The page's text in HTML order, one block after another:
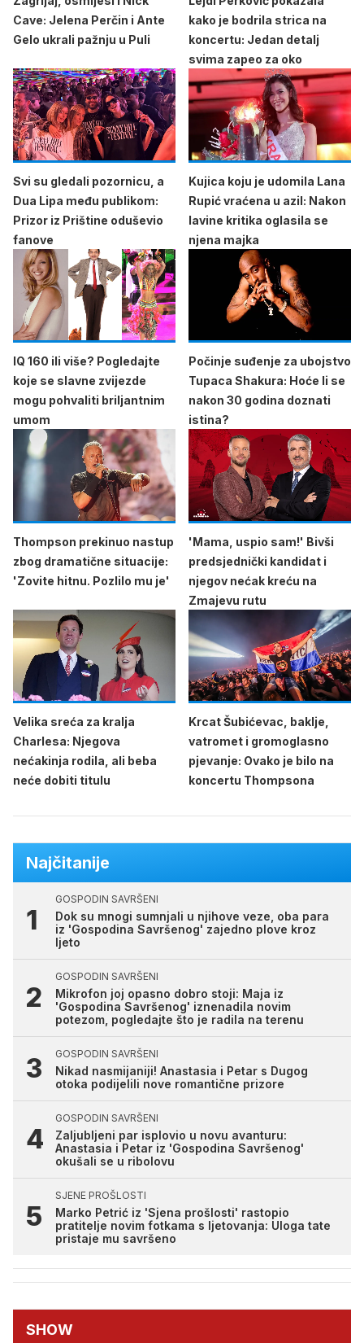
Cave: Jelena Perčin i Ante
Gelo ukrali pažnju u Puli
kako je bodrila strica na
koncertu: Jedan detalj
svima zapeo za oko
Svi su gledali pozornicu, a
Dua Lipa među publikom:
Prizor iz Prištine oduševio
fanove
Kujica koju je udomila Lana
Rupić vraćena u azil: Nakon
lavine kritika oglasila se
njena majka
IQ 160 ili više? Pogledajte
koje se slavne zvijezde
mogu pohvaliti briljantnim
umom
Počinje suđenje za ubojstvo
Tupaca Shakura: Hoće li se
nakon 30 godina doznati
istina?
Thompson prekinuo nastup
zbog dramatične situacije:
'Zovite hitnu. Pozlilo mu je'
'Mama, uspio sam!' Bivši
predsjednički kandidat i
njegov nećak kreću na
Zmajevu rutu
Velika sreća za kralja
Charlesa: Njegova
nećakinja rodila, ali beba
neće dobiti titulu
Krcat Šubićevac, baklje,
vatromet i gromoglasno
pjevanje: Ovako je bilo na
koncertu Thompsona
Najčitanije
GOSPODIN SAVRŠENI
Dok su mnogi sumnjali u njihove veze, oba para
iz 'Gospodina Savršenog' zajedno plove kroz
ljeto
GOSPODIN SAVRŠENI
Mikrofon joj opasno dobro stoji: Maja iz
'Gospodina Savršenog' iznenadila novim
potezom, pogledajte što je radila na terenu
GOSPODIN SAVRŠENI
Nikad nasmijaniji! Anastasia i Petar s Dugog
otoka podijelili nove romantične prizore
GOSPODIN SAVRŠENI
Zaljubljeni par isplovio u novu avanturu:
Anastasia i Petar iz 'Gospodina Savršenog'
okušali se u ribolovu
SJENE PROŠLOSTI
Marko Petrić iz 'Sjena prošlosti' rastopio
pratitelje novim fotkama s ljetovanja: Uloga tate
pristaje mu savršeno
SHOW